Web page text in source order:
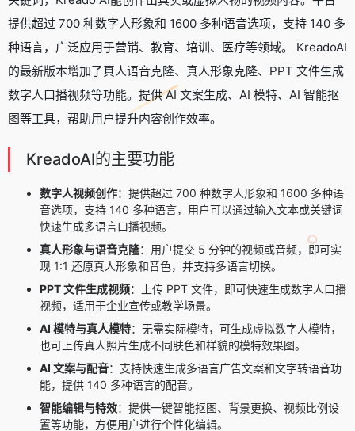
提供超过 700 种数字人形象和 1600 多种语音选项，支持 140 多
种语言，广泛应用于营销、教育、培训、医疗等领域。 KreadoAI
的最新版本增加了真人语音克隆、真人形象克隆、PPT 文件生成
数字人口播视频等功能。提供 AI 文案生成、 AI 模特、 AI 智能抠
图等工具，帮助用户提升内容创作效率。
KreadoAI的主要功能
数字人视频创作：提供超过 700 种数字人形象和 1600 多种语
音选项，支持 140 多种语言，用户可以通过输入文本或关键词
快速生成多语言口播视频。
真人形象与语音克隆：用户提交 5 分钟的视频或音频，即可实
现 1:1 还原真人形象和音色，并支持多语言切换。
PPT 文件生成视频：上传 PPT 文件，即可快速生成数字人口播
视频，适用于企业宣传或教学场景。
AI 模特与真人模特：无需实际模特，可生成虚拟数字人模特，
也可上传真人照片生成不同肤色和样貌的模特效果图。
AI 文案与配音：支持快速生成多语言广告文案和文字转语音功
能，提供 140 多种语言的配音。
智能编辑与特效：提供一键智能抠图、背景更换、视频比例设
置等功能，方便用户进行个性化编辑。